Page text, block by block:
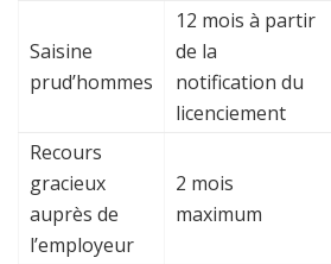
Saisine
prud’hommes
12 mois à partir
de la
notification du
licenciement
Recours
gracieux
auprès de
l’employeur
2 mois
maximum